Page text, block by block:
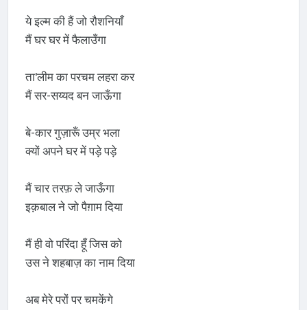
ये इल्म की हैं जो रौशनियाँ
मैं घर घर में फैलाउँगा
ता'लीम का परचम लहरा कर
मैं सर-सय्यद बन जाऊँगा
बे-कार गुज़ारूँ उम्र भला
क्यों अपने घर में पड़े पड़े
मैं चार तरफ़ ले जाऊँगा
इक़बाल ने जो पैग़ाम दिया
मैं ही वो परिंदा हूँ जिस को
उस ने शहबाज़ का नाम दिया
अब मेरे परों पर चमकेंगे